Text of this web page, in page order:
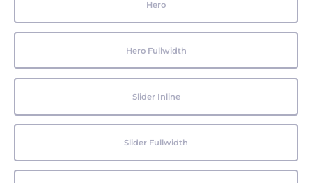
Hero
Hero Fullwidth
Slider Inline
Slider Fullwidth